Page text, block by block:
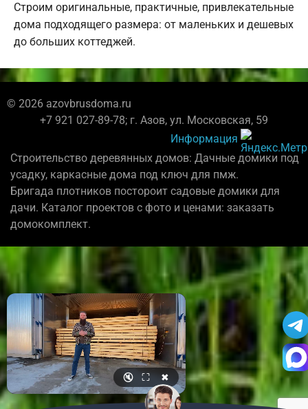
Строим оригинальные, практичные, привлекательные
дома подходящего размера: от маленьких и дешевых
до больших коттеджей.
© 2026 azovbrusdoma.ru
+7 921 027-89-78; г. Азов, ул. Московская, 59
Информация
Строительство деревянных домов: Дачные домики под
усадку, каркасные дома под ключ для пмж.
Бригада плотников постороит садовые домики для
дачи. Каталог проектов с фото и ценами: заказать
домокомплект.
🔇 ⛶ ✖